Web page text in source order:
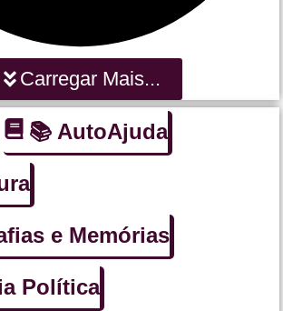
Carregar Mais...
📚 AutoAjuda
e Memórias
Política